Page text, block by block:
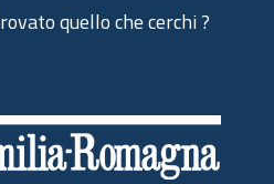
quello che cerchi ?